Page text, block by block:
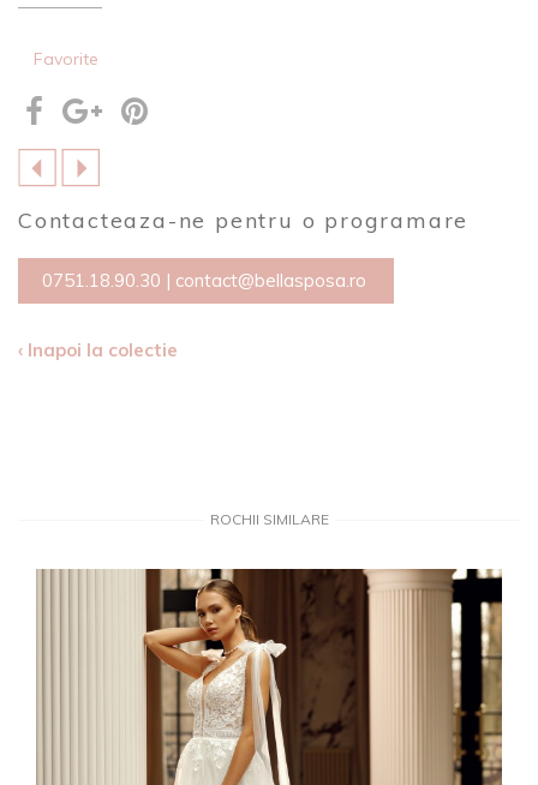
Favorite
Contacteaza-ne pentru o programare
0751.18.90.30 | contact@bellasposa.ro
‹ Inapoi la colectie
ROCHII SIMILARE